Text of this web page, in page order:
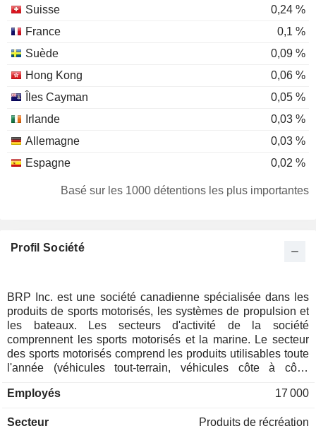
Suisse
0,24 %
France
0,1 %
Suède
0,09 %
Hong Kong
0,06 %
Îles Cayman
0,05 %
Irlande
0,03 %
Allemagne
0,03 %
Espagne
0,02 %
Singapour
0,01 %
Basé sur les 1000 détentions les plus importantes
Profil Société
BRP Inc. est une société canadienne spécialisée dans les
produits de sports motorisés, les systèmes de propulsion et
les bateaux. Les secteurs d'activité de la société
comprennent les sports motorisés et la marine. Le secteur
des sports motorisés comprend les produits utilisables toute
l'année (véhicules tout-terrain, véhicules côte à côte,
produits saisonniers (motoneiges, motomarines et pontons)
Employés 17 000
Secteur Produits de récréation